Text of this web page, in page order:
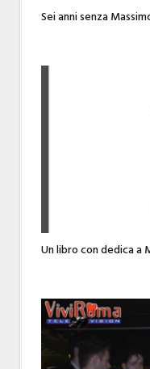
Sei anni senza
Un libro con dedica a